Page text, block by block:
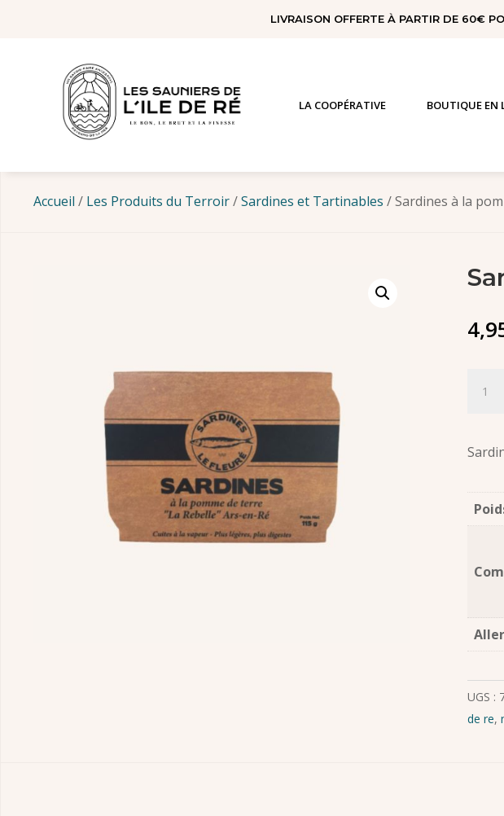
LIVRAISON OFFERTE À PARTIR DE 60€
LA COOPÉRATIVE BOUTIQUE EN
Accueil / Les Produits du Terroir/Sardines et Tartinables / Sardines à la
à
de
UGS :
de re,